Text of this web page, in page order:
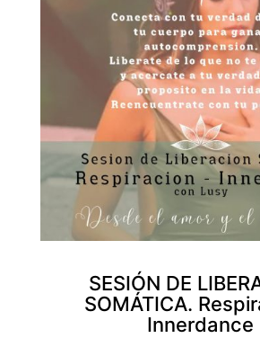
SESIÓN DE
SOMÁTICA.
Innerdance